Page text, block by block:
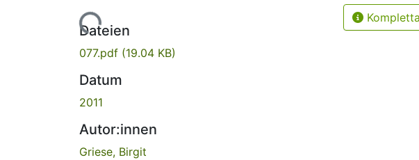
Lade...
Dateien
077.pdf (19.04 KB)
Datum
2011
Autor:innen
Griese, Birgit